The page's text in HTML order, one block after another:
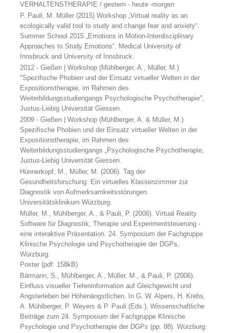
VERHALTENSTHERAPIE / gestern - heute -morgen
P. Pauli, M. Müller (2015) Workshop „Virtual reality as an
ecologically valid tool to study and change fear and anxiety“.
Summer School 2015 „Emotions in Motion-Interdisciplinary
Approaches to Study Emotions“. Medical University of
Innsbruck and University of Innsbruck.
2012 - Gießen | Workshop (Mühlberger, A., Müller, M.)
"Spezifische Phobien und der Einsatz virtueller Welten in der
Expositionstherapie, im Rahmen des
Weiterbildungsstudiengangs Psychologische Psychotherapie",
Justus-Liebig Universität Giessen.
2009 - Gießen | Workshop (Mühlberger, A. & Müller, M.)
Spezifische Phobien und der Einsatz virtueller Welten in der
Expositionstherapie, im Rahmen des
Weiterbildungsstudiengangs „Psychologische Psychotherapie,
Justus-Liebig Universität Giessen.
Hünnerkopf, M., Müller, M. (2006). Tag der
Gesundheitsforschung: Ein virtuelles Klassenzimmer zur
Diagnostik von Aufmerksamkeitsstörungen.
Universitätsklinikum Würzburg.
Müller, M., Mühlberger, A., & Pauli, P. (2006). Virtual Reality
Software für Diagnostik, Therapie und Experimentsteuerung -
eine interaktive Präsentation. 24. Symposium der Fachgruppe
Klinische Psychologie und Psychotherapie der DGPs,
Würzburg.
Poster (pdf: 158kB)
Bärmann, S., Mühlberger, A., Müller, M., & Pauli, P. (2006).
Einfluss visueller Tiefeninformation auf Gleichgewicht und
Angsterleben bei Höhenängstlichen. In G. W. Alpers, H. Krebs,
A. Mühlberger, P. Weyers & P. Pauli (Eds.), Wissenschaftliche
Beiträge zum 24. Symposium der Fachgruppe Klinische
Psychologie und Psychotherapie der DGPs (pp. 88). Würzburg: